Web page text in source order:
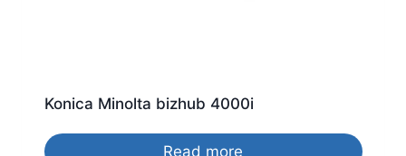
Konica Minolta bizhub 4000i
Read more